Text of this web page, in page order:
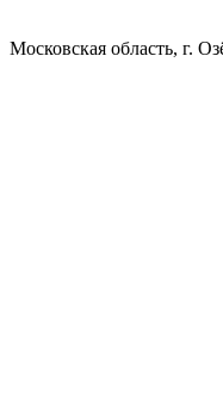
Московская область, г.